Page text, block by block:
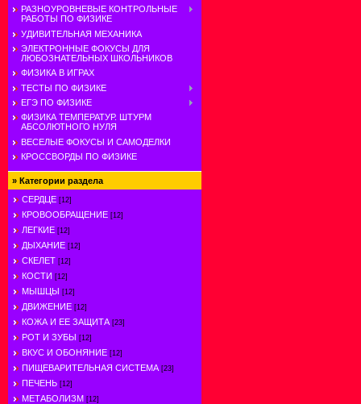
РАЗНОУРОВНЕВЫЕ КОНТРОЛЬНЫЕ
РАБОТЫ ПО ФИЗИКЕ
УДИВИТЕЛЬНАЯ МЕХАНИКА
ЭЛЕКТРОННЫЕ ФОКУСЫ ДЛЯ
ЛЮБОЗНАТЕЛЬНЫХ ШКОЛЬНИКОВ
ФИЗИКА В ИГРАХ
ТЕСТЫ ПО ФИЗИКЕ
ЕГЭ ПО ФИЗИКЕ
ФИЗИКА ТЕМПЕРАТУР. ШТУРМ
АБСОЛЮТНОГО НУЛЯ
ВЕСЕЛЫЕ ФОКУСЫ И САМОДЕЛКИ
КРОССВОРДЫ ПО ФИЗИКЕ
» Категории раздела
СЕРДЦЕ [12]
КРОВООБРАЩЕНИЕ [12]
ЛЕГКИЕ [12]
ДЫХАНИЕ [12]
СКЕЛЕТ [12]
КОСТИ [12]
МЫШЦЫ [12]
ДВИЖЕНИЕ [12]
КОЖА И ЕЕ ЗАЩИТА [23]
РОТ И ЗУБЫ [12]
ВКУС И ОБОНЯНИЕ [12]
ПИЩЕВАРИТЕЛЬНАЯ СИСТЕМА [23]
ПЕЧЕНЬ [12]
МЕТАБОЛИЗМ [12]